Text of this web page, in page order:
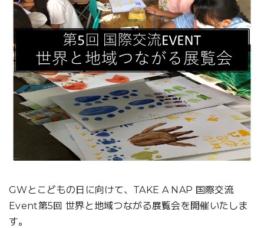
GWとこどもの日に向けて、TAKE A NAP 国際交流
Event第5回 世界と地域つながる展覧会を開催いたしま
す。